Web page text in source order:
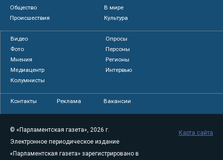
Общество
В мире
Происшествия
Культура
Видео
Опросы
Фото
Персоны
Мнения
Регионы
Медиацентр
Интервью
Колумнисты
Контакты Реклама Вакансии
© «Парламентская газета», 2026 г.
Электронное периодическое издание
«Парламентская газета» зарегистрировано в
Карта сайта